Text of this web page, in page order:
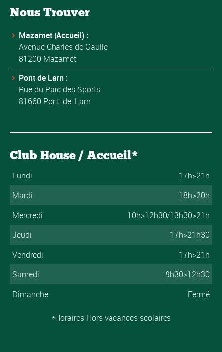
Nous Trouver
Mazamet (Accueil) :
Avenue Charles de Gaulle
81200 Mazamet
Pont de Larn :
Rue du Parc des Sports
81660 Pont-de-Larn
Club House / Accueil*
Lundi
17h>21h
Mardi
18h>20h
Mercredi
10h>12h30/13h30>21h
Jeudi
17h>21h30
Vendredi
17h>21h
Samedi
9h30>12h30
Dimanche
Fermé
*Horaires Hors vacances scolaires